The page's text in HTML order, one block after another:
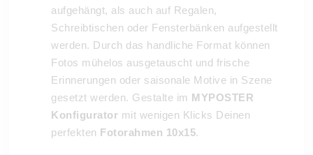
aufgehängt, als auch auf Regalen,
Schreibtischen oder Fensterbänken aufgestellt
werden. Durch das handliche Format können
Fotos mühelos ausgetauscht und frische
Erinnerungen oder saisonale Motive in Szene
gesetzt werden. Gestalte im MYPOSTER
Konfigurator mit wenigen Klicks Deinen
perfekten Fotorahmen 10x15.